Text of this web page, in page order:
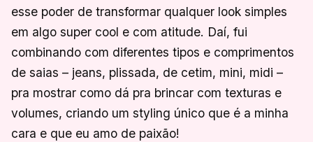
esse poder de transformar qualquer look simples
em algo super cool e com atitude. Daí, fui
combinando com diferentes tipos e comprimentos
de saias – jeans, plissada, de cetim, mini, midi –
pra mostrar como dá pra brincar com texturas e
volumes, criando um styling único que é a minha
cara e que eu amo de paixão!